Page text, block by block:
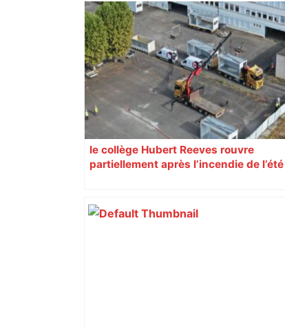
le collège Hubert Reeves rouvre
partiellement après l’incendie de l’été